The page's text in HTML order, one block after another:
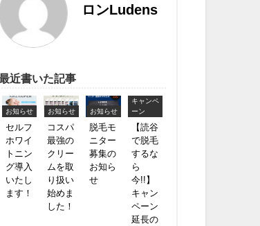
ロンLudens
近書いた記事
お知らせ
セルフ
ホワイ
トニン
グ導入
いたし
ます！
お知らせ
コスパ
最強の
クリー
ムを取
り扱い
始めま
した！
お知らせ
脱毛モ
ニター
募集の
お知ら
せ
キャンペ
ーン
【読谷
で脱毛
するな
ら
今!!】
キャン
ペーン
延長の